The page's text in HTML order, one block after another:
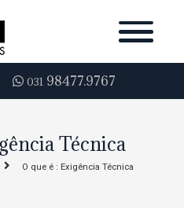
031 98477.9767
Técnica
O que é : Exigência Técnica